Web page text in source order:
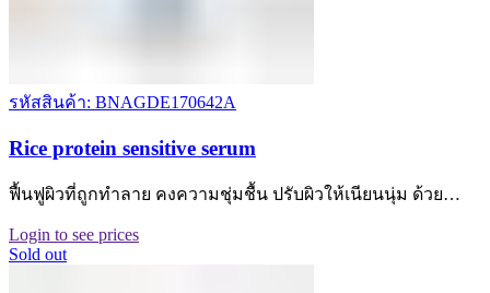
รหัสสินค้า: BNAGDE170642A
Rice protein sensitive serum
ฟื้นฟูผิวที่ถูกทำลาย คงความชุ่มชื้น ปรับผิวให้เนียนนุ่ม ด้วย…
Login to see prices
Sold out